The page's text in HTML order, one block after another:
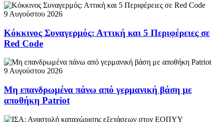
9 Αυγούστου 2026
Κόκκινος Συναγερμός: Αττική και 5 Περιφέρειες σε
Red Code
9 Αυγούστου 2026
Μη επανδρωμένα πάνω από γερμανική βάση με
αποθήκη Patriot